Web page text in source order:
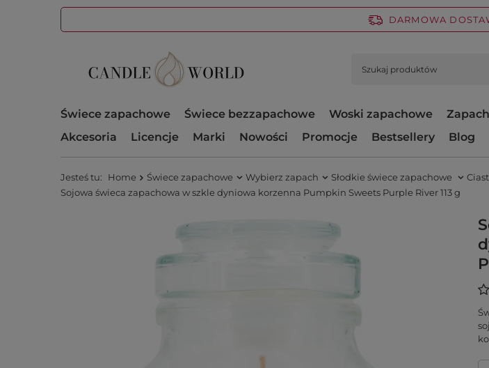
DARMOWA
Świece zapachowe Świece bezzapachowe Woski zapachowe
Akcesoria
Licencje Marki Nowości Promocje Bestsellery Blog
Jesteś tu: Home Świece zapachowe Wybierz zapach Słodkie świece zapachowe
Sojowa świeca zapachowa w szkle dyniowa korzenna Pumpkin Sweets Purple River 113 g